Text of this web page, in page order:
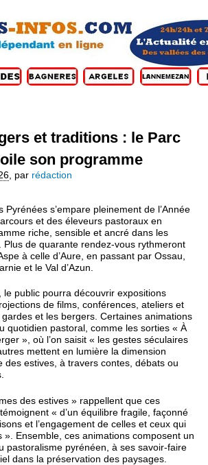
et traditions : le Parc
son programme
par rédaction
Pyrénées s’empare pleinement de l’Année
et des éleveurs pastoraux en
riche, sensible et ancré dans les
Plus de quarante rendez‑vous rythmeront
à celle d’Aure, en passant par Ossau,
et le Val d’Azun.
le public pourra découvrir expositions
de films, conférences, ateliers et
et les bergers. Certaines animations
quotidien pastoral, comme les sorties « À
», où l’on saisit « les gestes séculaires
mettent en lumière la dimension
des estives, à travers contes, débats ou
des estives » rappellent que ces
« d’un équilibre fragile, façonné
et l’engagement de celles et ceux qui
». Ensemble, ces animations composent un
pastoralisme pyrénéen, à ses savoir‑faire
dans la préservation des paysages.